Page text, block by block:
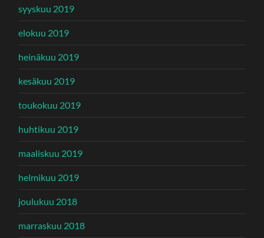
syyskuu 2019
elokuu 2019
heinäkuu 2019
kesäkuu 2019
toukokuu 2019
huhtikuu 2019
maaliskuu 2019
helmikuu 2019
joulukuu 2018
marraskuu 2018